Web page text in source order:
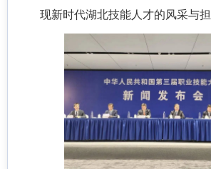
现新时代湖北技能人才的风采与担